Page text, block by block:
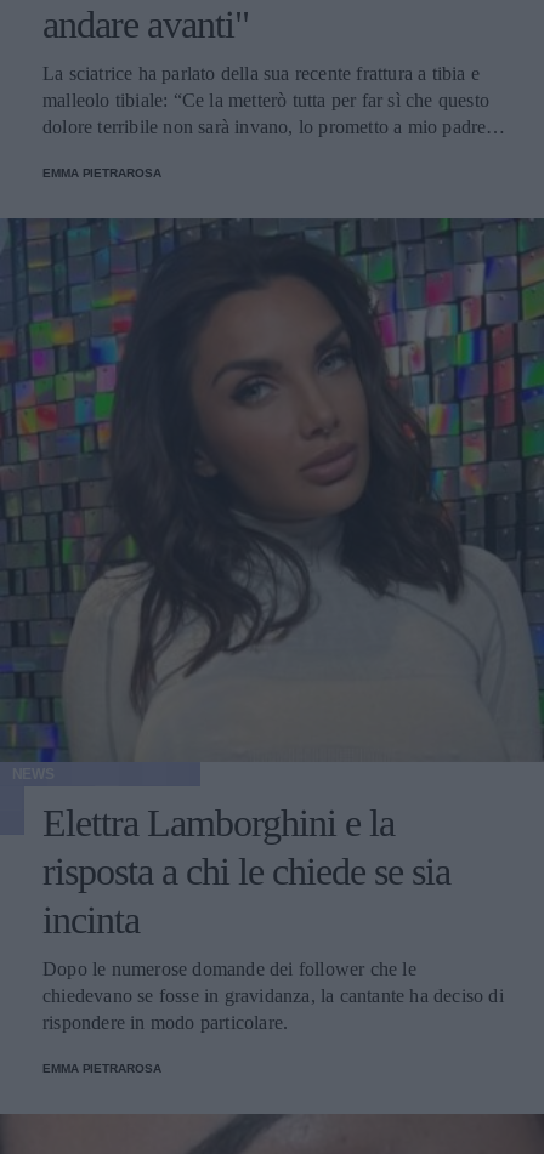
andare avanti"
La sciatrice ha parlato della sua recente frattura a tibia e
malleolo tibiale: “Ce la metterò tutta per far sì che questo
dolore terribile non sarà invano, lo prometto a mio padre e
EMMA PIETRAROSA
Elettra Lamborghini e la
risposta a chi le chiede se sia
incinta
Dopo le numerose domande dei follower che le
chiedevano se fosse in gravidanza, la cantante ha deciso di
rispondere in modo particolare.
EMMA PIETRAROSA